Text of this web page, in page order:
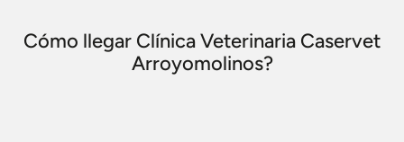
Cómo llegar Clínica Veterinaria Caservet
Arroyomolinos?